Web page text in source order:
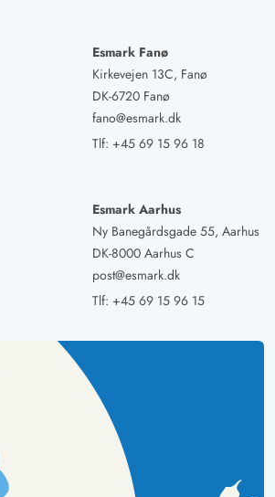
Esmark Fanø
Kirkevejen 13C, Fanø
DK-6720 Fanø
fano@esmark.dk
Tlf: +45 69 15 96 18
Esmark Aarhus
Ny Banegårdsgade 55, Aarhus
DK-8000 Aarhus C
post@esmark.dk
Tlf: +45 69 15 96 15